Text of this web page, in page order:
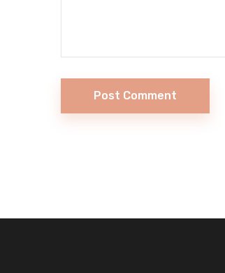
Post Comment